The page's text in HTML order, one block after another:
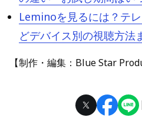
Leminoを見るには？テ
どデバイス別の視聴方法
【制作・編集：Blue Star